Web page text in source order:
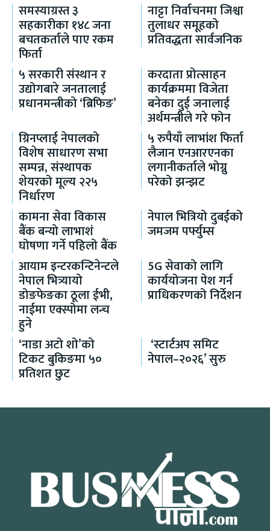
समस्याग्रस्त ३
सहकारीका १४८ जना
बचतकर्ताले पाए रकम
फिर्ता
नाट्टा निर्वाचनमा जिश्वा
तुलाधर समूहको
प्रतिवद्धता सार्वजनिक
५ सरकारी संस्थान र
उद्योगबारे जनतालाई
प्रधानमन्त्रीको ‘ब्रिफिङ’
करदाता प्रोत्साहन
कार्यक्रममा विजेता
बनेका दुई जनालाई
अर्थमन्त्रीले गरे फोन
ग्रिनप्लाई नेपालको
विशेष साधारण सभा
सम्पन्न, संस्थापक
शेयरको मूल्य २२५
निर्धारण
५ रुपैयाँ लाभांश फिर्ता
लैजान एनआरएनका
लगानीकर्ताले भोग्नु
परेको झन्झट
कामना सेवा विकास
बैंक बन्यो लाभाशं
घोषणा गर्ने पहिलो बैंक
नेपाल भित्रियो दुबईको
जमजम पर्फ्युम्स
आयाम इन्टरकन्टिनेन्टले
नेपाल भित्र्यायो
डोङफेङका ठूला ईभी,
नाईमा एक्स्पोमा लन्च
हुने
5G सेवाको लागि
कार्ययोजना पेश गर्न
प्राधिकरणको निर्देशन
‘नाडा अटो शो’को
टिकट बुकिङमा ५०
प्रतिशत छुट
‘स्टार्टअप समिट
नेपाल–२०२६’ सुरु